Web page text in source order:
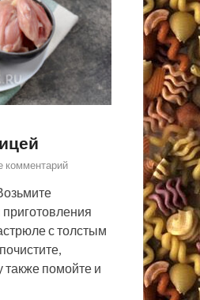
комментарий
с толстым
также помойте и